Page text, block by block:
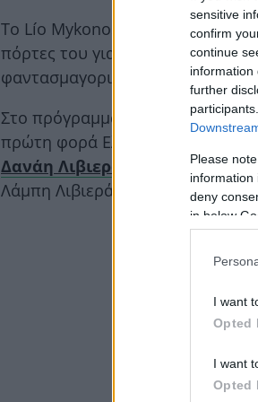
sensitive
confirm
continue
information
further
Please
information
deny
in below
I want
Opted
I want
Opted
Το Lío Mykonos, το cabaret club
πόρτες του για την σεζόν του
φαντασμαγορικό του show με
Στο πρόγραμμα του
πρώτη φορά Ελληνίδα
Δανάη Λιβιεράτου
, την
Λάμπη Λιβιεράτου.